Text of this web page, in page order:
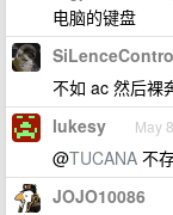
电脑的键盘
不如 ac 然后裸
lukesy May
@TUCANA 不
JOJO10086